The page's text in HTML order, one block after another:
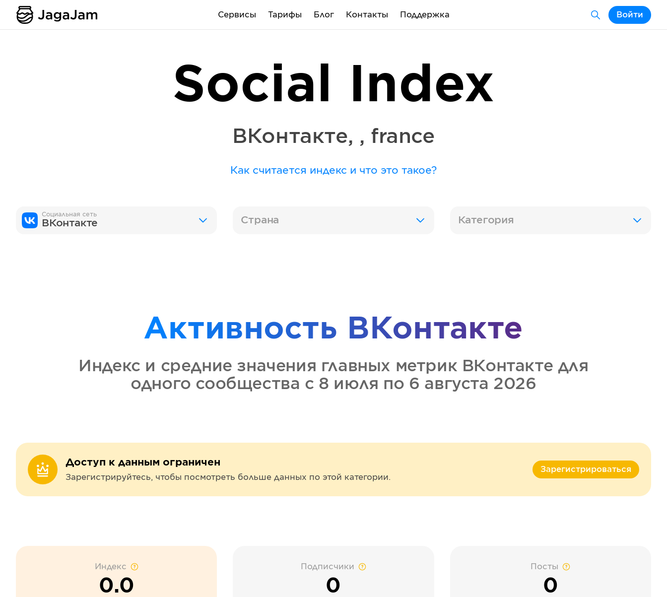
Сервисы Тарифы Блог Контакты Поддержка Войти
Social Index
ВКонтакте, , france
Как считается индекс и что это такое?
Социальная сеть
ВКонтакте Страна Категория
Активность ВКонтакте
Индекс и средние значения главных метрик ВКонтакте для
одного сообщества с 8 июля по 6 августа 2026
Доступ к данным ограничен
Зарегистрируйтесь, чтобы посмотреть больше данных по этой категории.
Зарегистрироваться
Индекс
0.0
Подписчики
0
Посты
0